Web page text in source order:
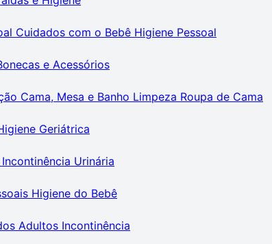
Cuidados com o Bebê Higiene Pessoal
e Acessórios
Cama, Mesa e Banho Limpeza Roupa de Cama
Geriátrica
Incontinência Urinária
Higiene do Bebê
Adultos Incontinência